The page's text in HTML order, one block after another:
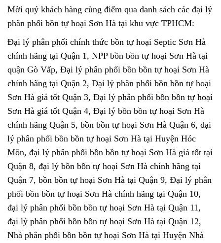
Mời quý khách hàng cùng điểm qua danh sách các đại lý
phân phối bồn tự hoại Sơn Hà tại khu vực TPHCM:
Đại lý phân phối chính thức bồn tự hoại Septic Sơn Hà
chính hãng tại Quận 1, NPP bồn bồn tự hoại Sơn Hà tại
quận Gò Vấp, Đại lý phân phối bồn bồn tự hoại Sơn Hà
chính hãng tại Quận 2, Đại lý phân phối bồn bồn tự hoại
Sơn Hà giá tốt Quận 3, Đại lý phân phối bồn bồn tự hoại
Sơn Hà giá tốt Quận 4, Đại lý bồn bồn tự hoại Sơn Hà
chính hãng Quận 5, bồn bồn tự hoại Sơn Hà Quận 6, đại
lý phân phối bồn bồn tự hoại Sơn Hà tại Huyện Hóc
Môn, đại lý phân phối bồn bồn tự hoại Sơn Hà giá tốt tại
Quận 8, đại lý bồn bồn tự hoại Sơn Hà chính hãng tại
Quận 7, bồn bồn tự hoại Sơn Hà tại Quận 9, Đại lý phân
phối bồn bồn tự hoại Sơn Hà chính hãng tại Quận 10,
đại lý phân phối bồn bồn tự hoại Sơn Hà tại Quận 11,
đại lý phân phối bồn bồn tự hoại Sơn Hà tại Quận 12,
Nhà phân phối bồn bồn tự hoại Sơn Hà tại Huyện Nhà